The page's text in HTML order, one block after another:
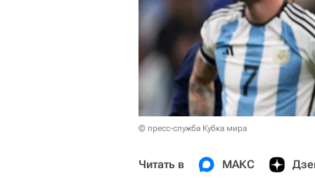
© пресс-служба Кубка мира
Читать в МАКС